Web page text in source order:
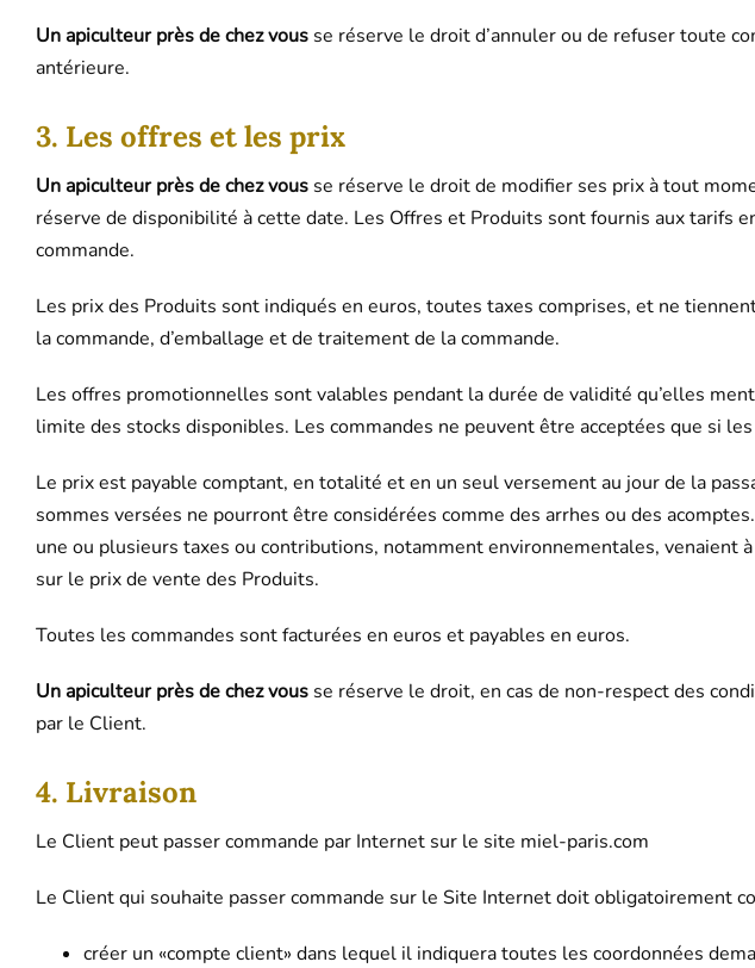
Un apiculteur près de chez vousse réserve le droit d’annuler ou de refuser toute
antérieure.
3. Les offres et les prix
Un apiculteur près de chez vousse réserve le droit de modifier ses prix à tout
réserve de disponibilité à cette date. Les Offres et Produits sont fournis aux tarifs
commande.
Les prix des Produits sont indiqués en euros, toutes taxes comprises, et ne
la commande, d’emballage et de traitement de la commande.
Les offres promotionnelles sont valables pendant la durée de validité qu’elles
limite des stocks disponibles. Les commandes ne peuvent être acceptées que si
Le prix est payable comptant, en totalité et en un seul versement au jour de la
sommes versées ne pourront être considérées comme des arrhes ou des
une ou plusieurs taxes ou contributions, notamment environnementales, venaient
sur le prix de vente des Produits.
Toutes les commandes sont facturées en euros et payables en euros.
Un apiculteur près de chez vousse réserve le droit, en cas de non-respect des
par le Client.
4. Livraison
Le Client peut passer commande par Internet sur le site miel-paris.com
Le Client qui souhaite passer commande sur le Site Internet doit obligatoirement
créer un «compte client» dans lequel il indiquera toutes les coordonnées